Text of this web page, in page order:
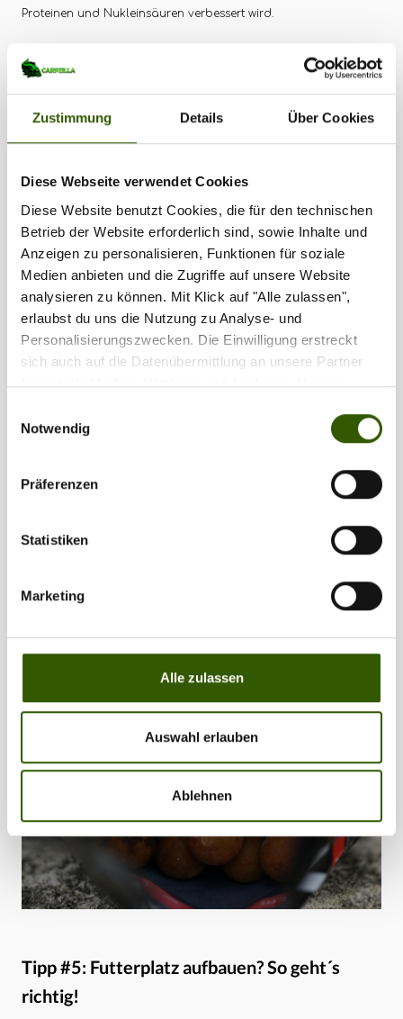
Zustimmung Details Über Cookies
Diese Webseite verwendet Cookies
Diese Website benutzt Cookies, die für den technischen
Betrieb der Website erforderlich sind, sowie Inhalte und
Anzeigen zu personalisieren, Funktionen für soziale
Medien anbieten und die Zugriffe auf unsere Website
analysieren zu können. Mit Klick auf "Alle zulassen",
erlaubst du uns die Nutzung zu Analyse- und
Personalisierungszwecken. Die Einwilligung erstreckt
sich auch auf die Datenübermittlung an unsere Partner
für soziale Medien, Werbung und Analysen. Unsere
weiteren Daten zusammen, die Sie ihnen bereitgestellt
haben oder die sie im Rahmen Ihrer Nutzung der Dienste
Notwendig
Präferenzen
Statistiken
Marketing
Alle zulassen
Auswahl erlauben
Ablehnen
Proteinen und Nukleinsäuren verbessert wird.
Bierhefextrakt
fördert die Verdauung und ist reich an
Nukleotiden und freien Aminosäuren.
Um den Köder detektierbare organische Säuren hinzuzufügen,
setzt Thomas gerne aufZitronensäure oder Ascorbinsäure.
Konservierung der Köder beiträgt.
Zuletzt noch ein guter Sweetnermit Monosacchariden, also
Einfachzucker, die ebenfalls gut detektiert werden können. Diese
haben sich jeher wissenschaftlich aber auch in der Praxis
bewährt. Das Ganze dann auch gerne in Verbindung mit
Fischmehlködern.
Tipp #5: Futterplatz aufbauen? So geht´s
richtig!